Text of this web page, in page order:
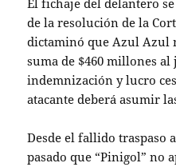
El fichaje del delantero
de la resolución de la
dictaminó que Azul Azul
suma de $460 millones al
indemnización y lucro
atacante deberá asumir
Desde el fallido traspaso
pasado que “Pinigol” no